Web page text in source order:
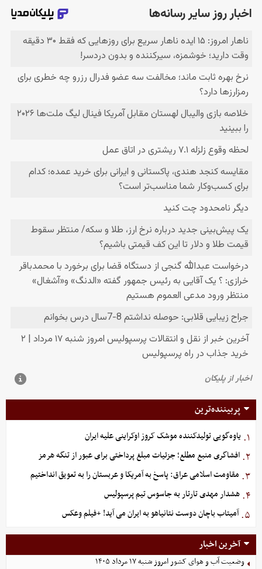
پربیننده‌ترین
۱. یاوه‌گویی تولیدکننده موشک کروز اوکراینی علیه ایران
۲. افشاگری منبع مطلع؛ جزئیات مبلغ پرداختی برای عبور از تنگه هرمز
۳. مقاومت اسلامی عراق: پاسخ به آمریکا و عربستان را به تعویق انداختیم
۴. هشدار مهدی تارتار به جاسوس تیم پرسپولیس
۵. آمیتاب باچان دوست نتانیاهو به ایران می آید! +فیلم وعکس
آخرین اخبار
وضعیت آب و هوای کشور امروز شنبه ۱۷ مرداد ۱۴۰۵